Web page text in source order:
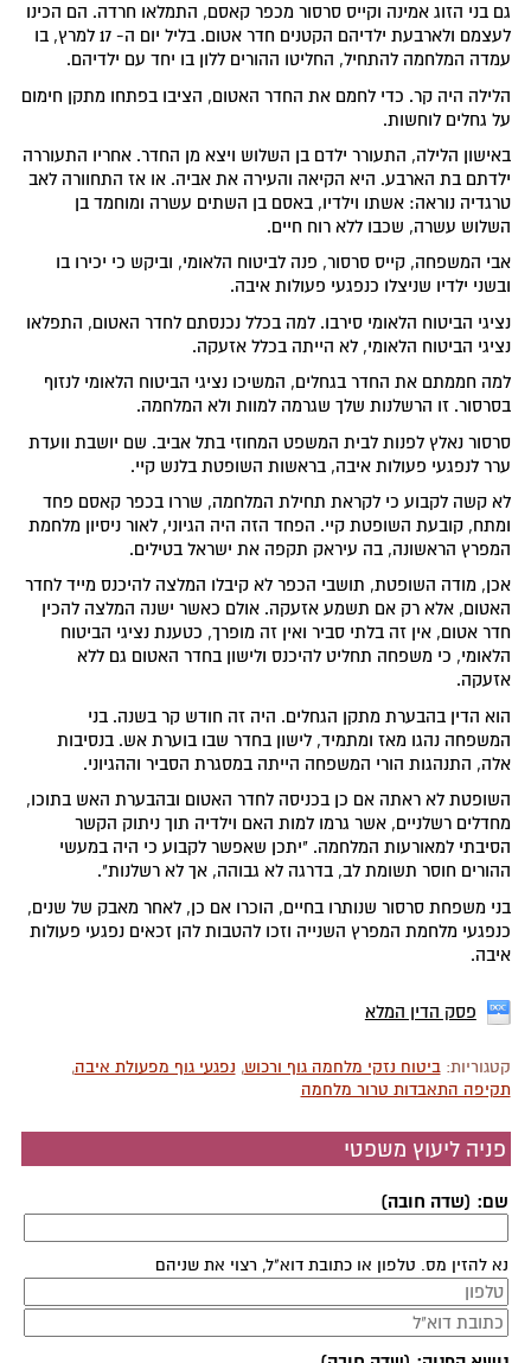
גם בני הזוג אמינה וקייס סרסור מכפר קאסם, התמלאו חרדה. הם הכינו
לעצמם ולארבעת ילדיהם הקטנים חדר אטום. בליל יום ה- 17 למרץ, בו
עמדה המלחמה להתחיל, החליטו ההורים ללון בו יחד עם ילדיהם.
הלילה היה קר. כדי לחמם את החדר האטום, הציבו בפתחו מתקן חימום
על גחלים לוחשות.
באישון הלילה, התעורר ילדם בן השלוש ויצא מן החדר. אחריו התעוררה
ילדתם בת הארבע. היא הקיאה והעירה את אביה. או אז התחוורה לאב
טרגדיה נוראה: אשתו וילדיו, באסם בן השתים עשרה ומוחמד בן
השלוש עשרה, שכבו ללא רוח חיים.
אבי המשפחה, קייס סרסור, פנה לביטוח הלאומי, וביקש כי יכירו בו
ובשני ילדיו שניצלו כנפגעי פעולות איבה.
נציגי הביטוח הלאומי סירבו. למה בכלל נכנסתם לחדר האטום, התפלאו
נציגי הביטוח הלאומי, לא הייתה בכלל אזעקה.
למה חממתם את החדר בגחלים, המשיכו נציגי הביטוח הלאומי לנזוף
בסרסור. זו הרשלנות שלך שגרמה למוות ולא המלחמה.
סרסור נאלץ לפנות לבית המשפט המחוזי בתל אביב. שם יושבת וועדת
ערר לנפגעי פעולות איבה, בראשות השופטת בלנש קיי.
לא קשה לקבוע כי לקראת תחילת המלחמה, שררו בכפר קאסם פחד
ומתח, קובעת השופטת קיי. הפחד הזה היה הגיוני, לאור ניסיון מלחמת
המפרץ הראשונה, בה עיראק תקפה את ישראל בטילים.
אכן, מודה השופטת, תושבי הכפר לא קיבלו המלצה להיכנס מייד לחדר
האטום, אלא רק אם תשמע אזעקה. אולם כאשר ישנה המלצה להכין
חדר אטום, אין זה בלתי סביר ואין זה מופרך, כטענת נציגי הביטוח
הלאומי, כי משפחה תחליט להיכנס ולישון בחדר האטום גם ללא
אזעקה.
הוא הדין בהבערת מתקן הגחלים. היה זה חודש קר בשנה. בני
המשפחה נהגו מאז ומתמיד, לישון בחדר שבו בוערת אש. בנסיבות
אלה, התנהגות הורי המשפחה הייתה במסגרת הסביר וההגיוני.
השופטת לא ראתה אם כן בכניסה לחדר האטום ובהבערת האש בתוכו,
מחדלים רשלניים, אשר גרמו למות האם וילדיה תוך ניתוק הקשר
הסיבתי למאורעות המלחמה. "יתכן שאפשר לקבוע כי היה במעשי
ההורים חוסר תשומת לב, בדרגה לא גבוהה, אך לא רשלנות".
בני משפחת סרסור שנותרו בחיים, הוכרו אם כן, לאחר מאבק של שנים,
כנפגעי מלחמת המפרץ השנייה וזכו להטבות להן זכאים נפגעי פעולות
איבה.
פסק הדין המלא
קטגוריות:ביטוח נזקי מלחמה גוף ורכוש, נפגעי גוף מפעולת איבה,
תקיפה התאבדות טרור מלחמה
פניה ליעוץ משפטי
שם: (שדה חובה)
נא להזין מס. טלפון או כתובת דוא"ל, רצוי את שניהם